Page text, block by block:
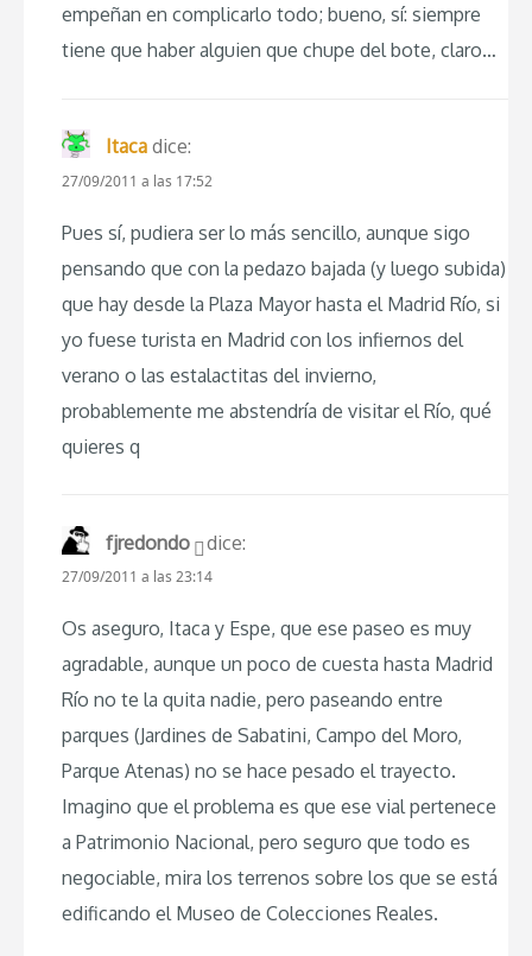
empeñan en complicarlo todo; bueno, sí: siempre
tiene que haber alguien que chupe del bote, claro…
Itaca dice:
27/09/2011 a las 17:52
Pues sí, pudiera ser lo más sencillo, aunque sigo
pensando que con la pedazo bajada (y luego subida)
que hay desde la Plaza Mayor hasta el Madrid Río, si
yo fuese turista en Madrid con los infiernos del
verano o las estalactitas del invierno,
probablemente me abstendría de visitar el Río, qué
quieres q
fjredondo dice:
27/09/2011 a las 23:14
Os aseguro, Itaca y Espe, que ese paseo es muy
agradable, aunque un poco de cuesta hasta Madrid
Río no te la quita nadie, pero paseando entre
parques (Jardines de Sabatini, Campo del Moro,
Parque Atenas) no se hace pesado el trayecto.
Imagino que el problema es que ese vial pertenece
a Patrimonio Nacional, pero seguro que todo es
negociable, mira los terrenos sobre los que se está
edificando el Museo de Colecciones Reales.